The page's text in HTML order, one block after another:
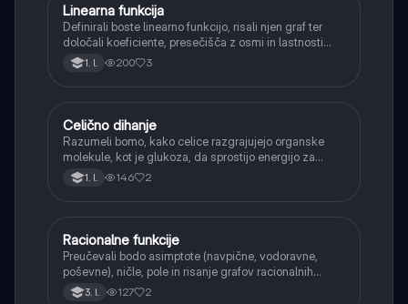
Matematika
Linearna funkcija
Definirali boste linearno funkcijo, risali njen graf ter
določali koeficiente, presečišča z osmi in lastnosti
(naraščanje/padanje).
1. l. 200 3
Biologija
Celično dihanje
Razumeli bomo, kako celice razgrajujejo organske
molekule, kot je glukoza, da sprostijo energijo za
svoje delovanje.
1. l. 146 2
Matematika
Racionalne funkcije
Preučevali bodo asimptote (navpične, vodoravne,
poševne), ničle, pole in risanje grafov racionalnih
funkcij.
3. l. 127 2